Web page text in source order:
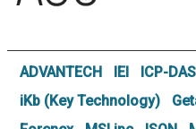
ADVANTECH IEI ICP-DAS
iKb (Key Technology)